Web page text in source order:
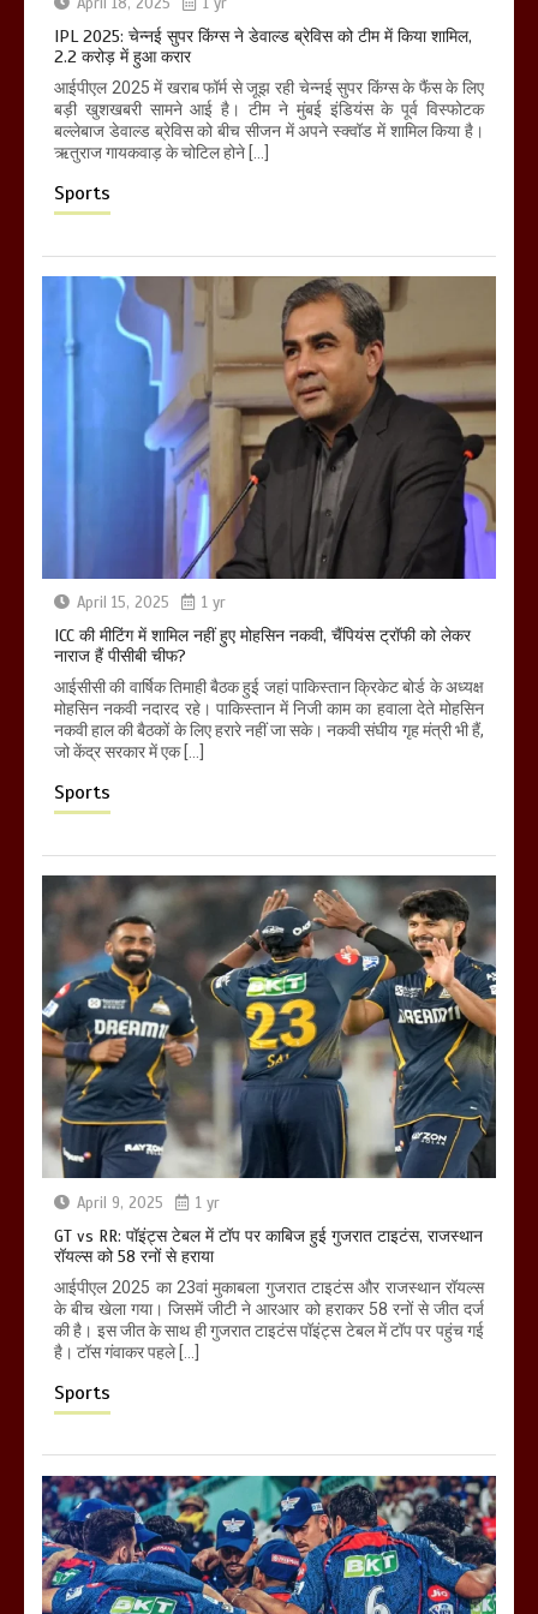
IPL 2025: चेन्नई सुपर किंग्स ने डेवाल्ड ब्रेविस को टीम में किया शामिल,
2.2 करोड़ में हुआ करार
आईपीएल 2025 में खराब फॉर्म से जूझ रही चेन्नई सुपर किंग्स के फैंस के लिए
बड़ी खुशखबरी सामने आई है। टीम ने मुंबई इंडियंस के पूर्व विस्फोटक
बल्लेबाज डेवाल्ड ब्रेविस को बीच सीजन में अपने स्क्वॉड में शामिल किया है।
ऋतुराज गायकवाड़ के चोटिल होने […]
Sports
April 15, 2025 1 yr
ICC की मीटिंग में शामिल नहीं हुए मोहसिन नकवी, चैंपियंस ट्रॉफी को लेकर
नाराज हैं पीसीबी चीफ?
आईसीसी की वार्षिक तिमाही बैठक हुई जहां पाकिस्तान क्रिकेट बोर्ड के अध्यक्ष
मोहसिन नकवी नदारद रहे। पाकिस्तान में निजी काम का हवाला देते मोहसिन
नकवी हाल की बैठकों के लिए हरारे नहीं जा सके। नकवी संघीय गृह मंत्री भी हैं,
जो केंद्र सरकार में एक […]
Sports
April 9, 2025 1 yr
GT vs RR: पॉइंट्स टेबल में टॉप पर काबिज हुई गुजरात टाइटंस, राजस्थान
रॉयल्स को 58 रनों से हराया
आईपीएल 2025 का 23वां मुकाबला गुजरात टाइटंस और राजस्थान रॉयल्स
के बीच खेला गया। जिसमें जीटी ने आरआर को हराकर 58 रनों से जीत दर्ज
की है। इस जीत के साथ ही गुजरात टाइटंस पॉइंट्स टेबल में टॉप पर पहुंच गई
है। टॉस गंवाकर पहले […]
Sports